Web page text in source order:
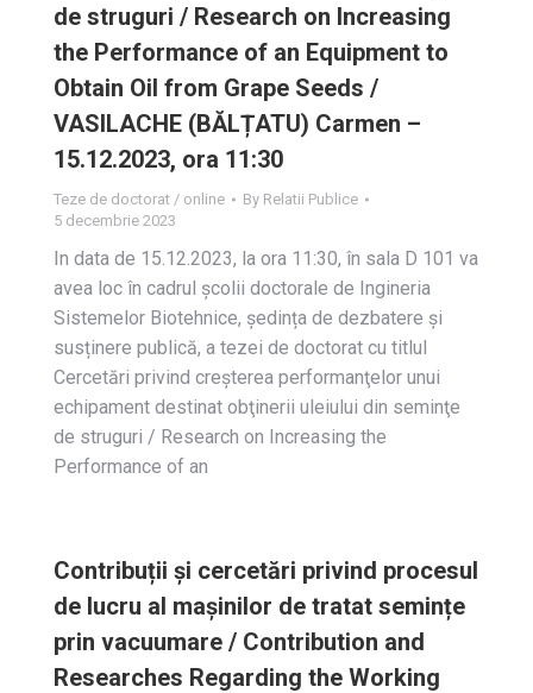
de struguri / Research on Increasing
the Performance of an Equipment to
Obtain Oil from Grape Seeds /
VASILACHE (BĂLȚATU) Carmen –
15.12.2023, ora 11:30
Teze de doctorat / online By Relatii Publice
5 decembrie 2023
In data de 15.12.2023, la ora 11:30, în sala D 101 va
avea loc în cadrul școlii doctorale de Ingineria
Sistemelor Biotehnice, ședința de dezbatere și
susținere publică, a tezei de doctorat cu titlul
Cercetări privind creşterea performanţelor unui
echipament destinat obţinerii uleiului din seminţe
de struguri / Research on Increasing the
Performance of an
Contribuții și cercetări privind procesul
de lucru al mașinilor de tratat semințe
prin vacuumare / Contribution and
Researches Regarding the Working